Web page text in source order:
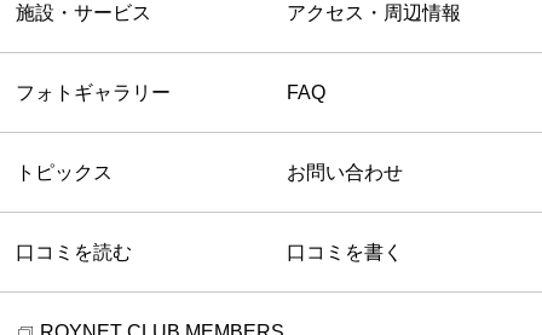
施設・サービス アクセス・周辺情報
フォトギャラリー FAQ
トピックス お問い合わせ
口コミを読む 口コミを書く